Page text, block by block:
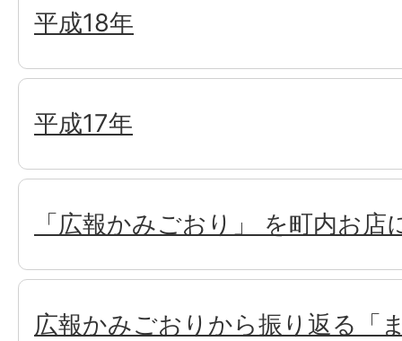
平成18年
平成17年
「広報かみごおり」 を町内お店
広報かみごおりから振り返る「